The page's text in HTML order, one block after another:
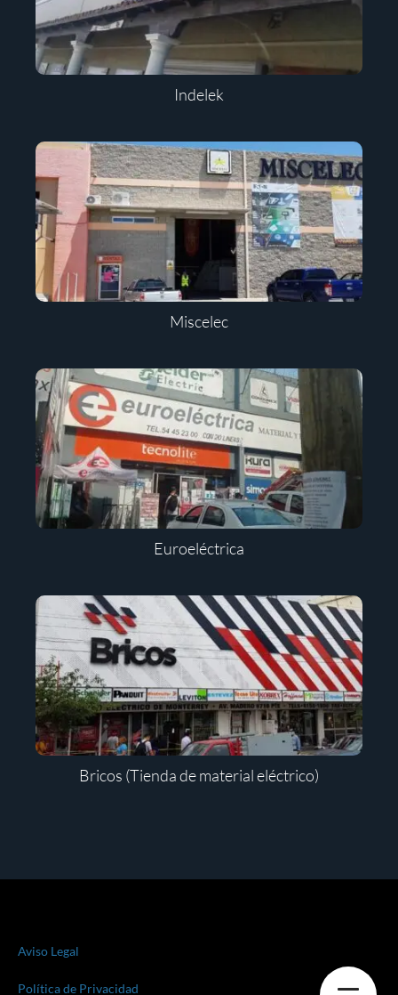
Indelek
Miscelec
Euroeléctrica
Bricos (Tienda de material eléctrico)
Aviso Legal
Política de Privacidad